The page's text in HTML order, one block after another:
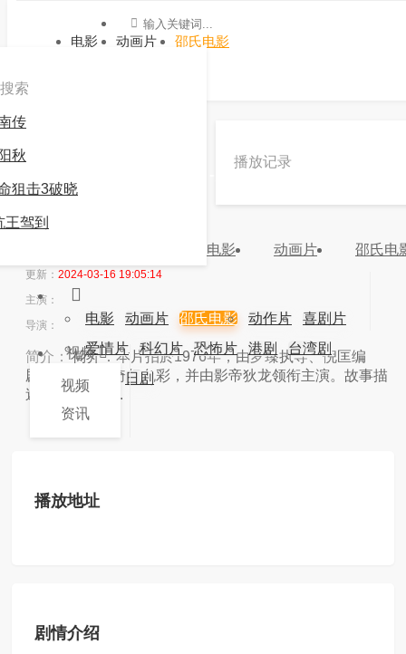
电影 动画片 邵氏电影
播放记录
电影 动画片 邵氏电
电影 动画片 邵氏电影 动作片
喜剧片
爱情片
科幻片 恐怖片 港剧
台湾剧
韩剧
日剧
视频
视频
资讯
索
传
秋
狙击3破晓
驾到
年份：
更新： 2024-03-16 19:05:14
主演：
导演：
简介： 简介：本片拍於1976年，由罗臻执导、倪匡编
剧，剧情充满奇幻色彩，并由影帝狄龙领衔主演。故事描
述广西蛇山中...
播放地址
剧情介绍